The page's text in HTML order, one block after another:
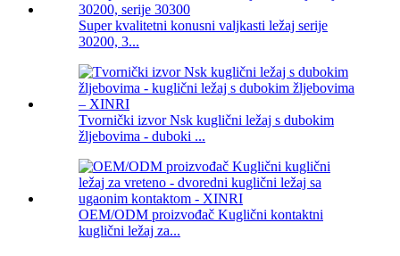
Super kvalitetni konusni valjkasti ležaj serije
30200, 3...
Tvornički izvor Nsk kuglični ležaj s dubokim
žljebovima - duboki ...
OEM/ODM proizvođač Kuglični kontaktni
kuglični ležaj za...